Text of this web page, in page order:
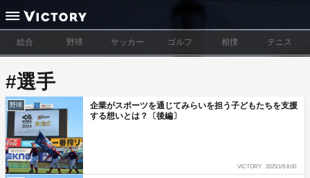
総合 野球 サッカー ゴルフ 相撲 テニス
#選手
野球
企業がスポーツを通じてみらいを担う子どもたちを支援
する想いとは？〔後編〕
VICTORY 2025/1/9 8:00